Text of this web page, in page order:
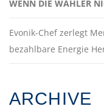
WENN DIE WÄHLER
Evonik-Chef zerlegt
bezahlbare Energie
ARCHIVE